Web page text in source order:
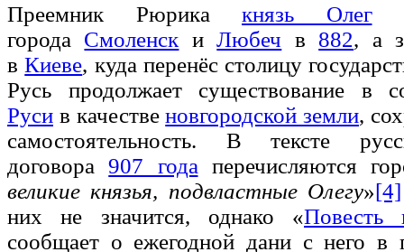
Преемник Рюрика князь Олег
города Смоленск иЛюбеч в 882, а
вКиеве, куда перенёс столицу
Русь продолжает существование в
Руси в качественовгородской земли,
самостоятельность. В тексте
договора907 года перечисляются
великие князья, подвластные Олегу»[4]
них не значится, однако «Повесть
сообщает о ежегодной дани с него в